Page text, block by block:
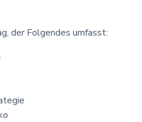
der Folgendes umfasst: